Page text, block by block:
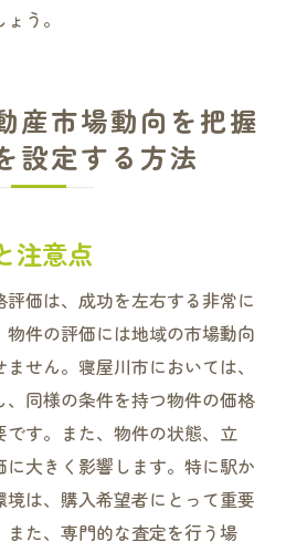
う。
産市場動向を把握
設定する方法
注意点
価は、成功を左右する非常に
件の評価には地域の市場動向
せん。寝屋川市においては、
同様の条件を持つ物件の価格
す。また、物件の状態、立
大きく影響します。特に駅か
境は、購入希望者にとって重要
た、専門的な査定を行う場